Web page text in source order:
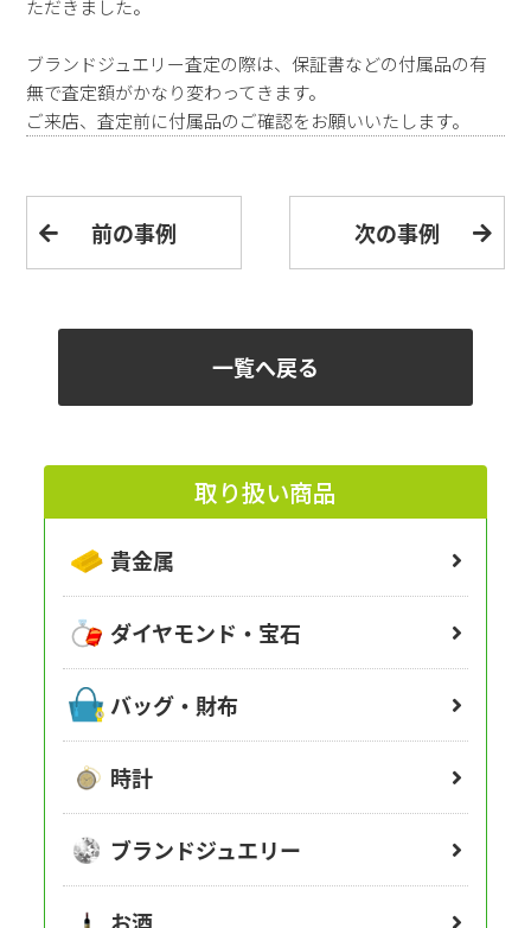
ただきました。
ブランドジュエリー査定の際は、保証書などの付属品の有
無で査定額がかなり変わってきます。
ご来店、査定前に付属品のご確認をお願いいたします。
前の事例 次の事例
一覧へ戻る
取り扱い商品
貴金属
ダイヤモンド・宝石
バッグ・財布
時計
ブランドジュエリー